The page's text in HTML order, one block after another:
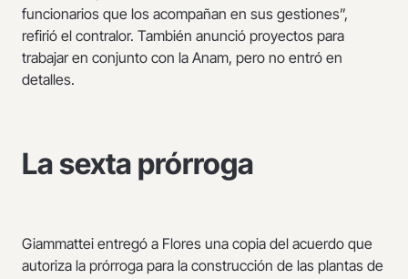
funcionarios que los acompañan en sus gestiones”,
refirió el contralor. También anunció proyectos para
trabajar en conjunto con la Anam, pero no entró en
detalles.
La sexta prórroga
Giammattei entregó a Flores una copia del acuerdo que
autoriza la prórroga para la construcción de las plantas de